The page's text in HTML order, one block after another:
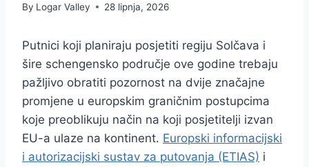
By Logar Valley 28 lipnja, 2026
Putnici koji planiraju posjetiti regiju Solčava i
šire schengensko područje ove godine trebaju
pažljivo obratiti pozornost na dvije značajne
promjene u europskim graničnim postupcima
koje preoblikuju način na koji posjetitelji izvan
EU-a ulaze na kontinent. Europski informacijski
i autorizacijski sustav za putovanja (ETIAS) i